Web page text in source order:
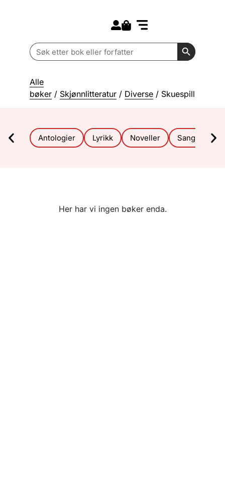
Search
for:
Search
Alle
bøker / Skjønnlitteratur / Diverse / Skuespill
Antologier Lyrikk Noveller Sang- og
Her har vi ingen bøker enda.